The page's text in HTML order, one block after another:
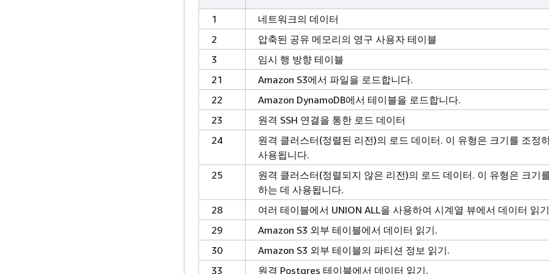
1
네트워크의 데이터
2
압축된 공유 메모리의 영구 사용자 테이블
3
임시 행 방향 테이블
21
Amazon S3에서 파일을 로드합니다.
22
Amazon DynamoDB에서 테이블을 로드합니다.
23
원격 SSH 연결을 통한 로드 데이터
24
원격 클러스터(정렬된 리전)의 로드 데이터. 이 유형은 크기를 조정
사용됩니다.
25
원격 클러스터(정렬되지 않은 리전)의 로드 데이터. 이 유형은 크기
하는 데 사용됩니다.
28
여러 테이블에서 UNION ALL을 사용하여 시계열 뷰에서 데이터 읽
29
Amazon S3 외부 테이블에서 데이터 읽기.
30
Amazon S3 외부 테이블의 파티션 정보 읽기.
33
원격 Postgres 테이블에서 데이터 읽기.